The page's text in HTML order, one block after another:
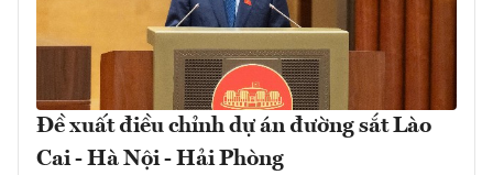
Đề xuất điều chỉnh dự án đường sắt Lào
Cai - Hà Nội - Hải Phòng